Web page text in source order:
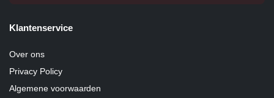
Klantenservice
Over ons
Privacy Policy
Algemene voorwaarden